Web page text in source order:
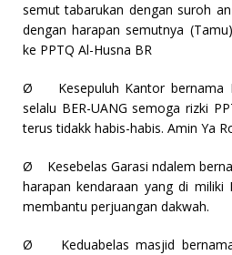
semut tabarukan dengan suroh
dengan harapan semutnya
ke PPTQ Al-Husna BR
Ø
Kesepuluh Kantor bernama
selalu BER-UANG semoga rizki
terus tidakk habis-habis. Amin Ya
Ø
Kesebelas Garasi ndalem
harapan kendaraan yang di miliki
membantu perjuangan dakwah.
Ø
Keduabelas masjid